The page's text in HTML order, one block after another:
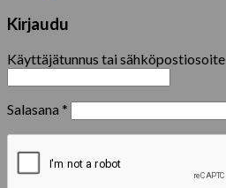
Kirjaudu
Käyttäjätunnus tai sähköpostiosoite
Salasana *